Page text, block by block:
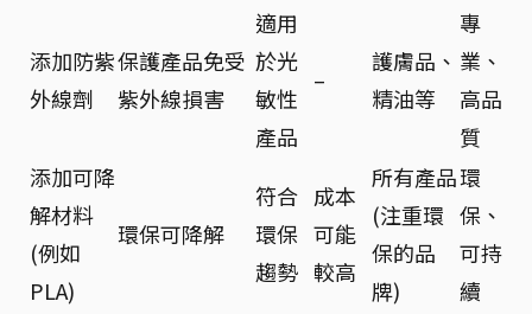
添加防紫
外線劑
保護產品免受
紫外線損害
適用
於光
敏性
產品
–
護膚品、
精油等
專
業、
高品
質
添加可降
解材料
(例如
PLA)
環保可降解
符合
環保
趨勢
成本
可能
較高
所有產品
(注重環
保的品
牌)
環
保、
可持
續